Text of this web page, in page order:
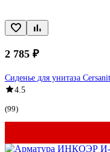
2 785 ₽
Сиденье для унитаза
4.5
(99)